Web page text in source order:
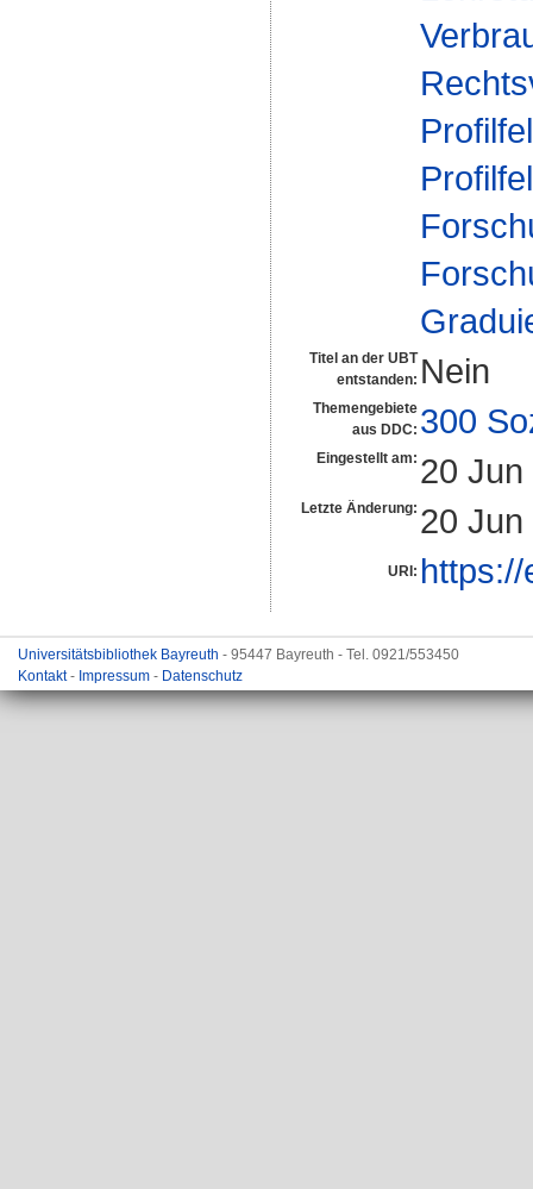
Titel an der UBT
entstanden: Nein
Themengebiete
aus DDC: 300
Eingestellt am: 20
Letzte Änderung: 20
URI:
Universitätsbibliothek Bayreuth - 95447 Bayreuth - Tel. 0921/553450
Kontakt- Impressum - Datenschutz